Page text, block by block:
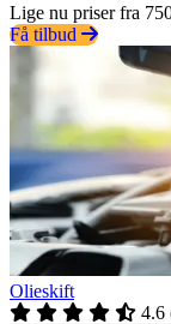
Lige nu priser fra
Få tilbud
Olieskift
4.6